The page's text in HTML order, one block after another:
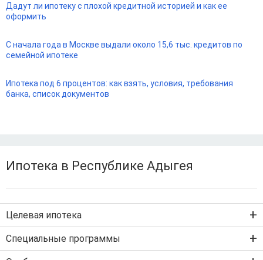
Дадут ли ипотеку с плохой кредитной историей и как ее
оформить
С начала года в Москве выдали около 15,6 тыс. кредитов по
семейной ипотеке
Ипотека под 6 процентов: как взять, условия, требования
банка, список документов
Ипотека в Республике Адыгея
Целевая ипотека
Ипотека на вторичку
Специальные программы